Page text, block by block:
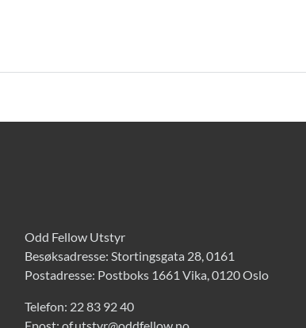
Odd Fellow Utstyr
Besøksadresse: Stortingsgata 28, 0161
Postadresse: Postboks 1661 Vika, 0120 Oslo
Telefon: 22 83 92 40